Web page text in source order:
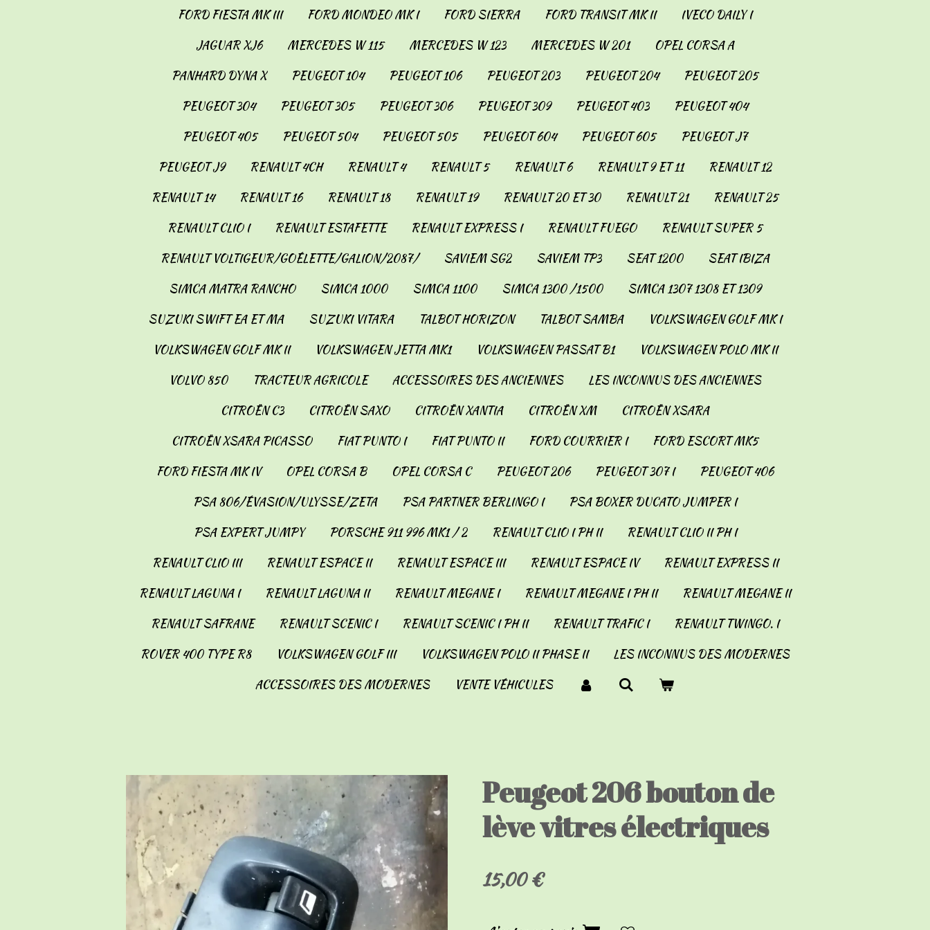
FORD FIESTA MK III
FORD MONDEO MK I FORD SIERRA FORD TRANSIT MK II
IVECO DAILY I
JAGUAR XJ6
MERCEDES W 115 MERCEDES W 123 MERCEDES W 201
OPEL CORSA A
PANHARD DYNA X
PEUGEOT 104 PEUGEOT 106 PEUGEOT 203 PEUGEOT 204
PEUGEOT 205
PEUGEOT 304
PEUGEOT 305 PEUGEOT 306 PEUGEOT 309 PEUGEOT 403
PEUGEOT 404
PEUGEOT 405
PEUGEOT 504 PEUGEOT 505 PEUGEOT 604 PEUGEOT 605
PEUGEOT J7
PEUGEOT J9
RENAULT 4CH RENAULT 4 RENAULT 5 RENAULT 6 RENAULT 9 ET 11
RENAULT 12
RENAULT 14
RENAULT 16 RENAULT 18 RENAULT 19 RENAULT 20 ET 30 RENAULT 21
RENAULT 25
RENAULT CLIO I
RENAULT ESTAFETTE RENAULT EXPRESS I RENAULT FUEGO
RENAULT SUPER 5
RENAULT VOLTIGEUR/GOÉLETTE/GALION/2087/
SAVIEM SG2 SAVIEM TP3 SEAT 1200
SEAT IBIZA
SIMCA MATRA RANCHO
SIMCA 1000 SIMCA 1100 SIMCA 1300 /1500
SIMCA 1307 1308 ET 1309
SUZUKI SWIFT EA ET MA
SUZUKI VITARA TALBOT HORIZON TALBOT SAMBA
VOLKSWAGEN GOLF MK I
VOLKSWAGEN GOLF MK II
VOLKSWAGEN JETTA MK1 VOLKSWAGEN PASSAT B1
VOLKSWAGEN POLO MK II
VOLVO 850
TRACTEUR AGRICOLE ACCESSOIRES DES ANCIENNES
LES INCONNUS DES ANCIENNES
CITROËN C3
CITROËN SAXO CITROËN XANTIA CITROËN XM
CITROËN XSARA
CITROËN XSARA PICASSO
FIAT PUNTO I FIAT PUNTO II FORD COURRIER I
FORD ESCORT MK5
FORD FIESTA MK IV
OPEL CORSA B OPEL CORSA C PEUGEOT 206 PEUGEOT 307 I
PEUGEOT 406
PSA 806/ÉVASION/ULYSSE/ZETA
PSA PARTNER BERLINGO I
PSA BOXER DUCATO JUMPER I
PSA EXPERT JUMPY
PORSCHE 911 996 MK1 / 2 RENAULT CLIO I PH II
RENAULT CLIO II PH I
RENAULT CLIO III
RENAULT ESPACE II RENAULT ESPACE III RENAULT ESPACE IV
RENAULT EXPRESS II
RENAULT LAGUNA I
RENAULT LAGUNA II RENAULT MEGANE I RENAULT MEGANE I PH II
RENAULT MEGANE II
RENAULT SAFRANE
RENAULT SCENIC I RENAULT SCENIC I PH II RENAULT TRAFIC I
RENAULT TWINGO. I
ROVER 400 TYPE R8
VOLKSWAGEN GOLF III VOLKSWAGEN POLO II PHASE II
LES INCONNUS DES MODERNES
ACCESSOIRES DES MODERNES
VENTE VÉHICULES
Peugeot 206 bouton de
lève vitres électriques
15,00 €